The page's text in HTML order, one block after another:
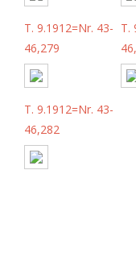
T. 9.1912=Nr. 43-
46,279
T.
T. 9.1912=Nr. 43-
46,282